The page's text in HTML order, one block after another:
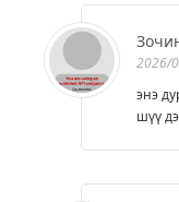
2026/
энэ
шүү